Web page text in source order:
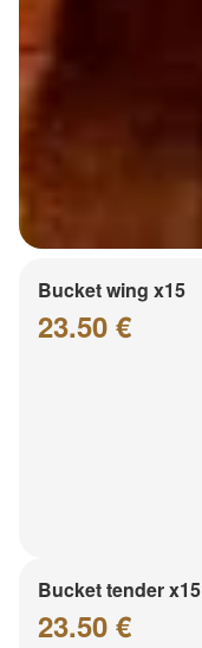
Bucket wing x15
23.50 €
Bucket tender x15
23.50 €